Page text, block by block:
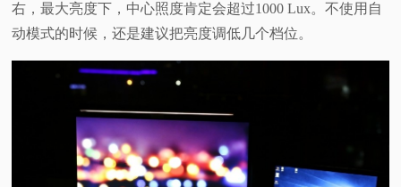
右，最大亮度下，中心照度肯定会超过1000 Lux。不使用自
动模式的时候，还是建议把亮度调低几个档位。